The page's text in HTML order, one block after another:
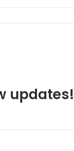
updates!